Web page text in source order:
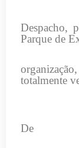
Despacho,
Parque de
totalmente
De